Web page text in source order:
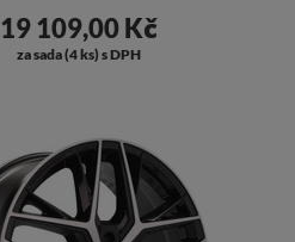
19 109,00 Kč
za sada (4 ks) s DPH